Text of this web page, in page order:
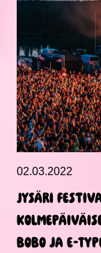
02.03.2022
Jysäri
BoBo ja E-